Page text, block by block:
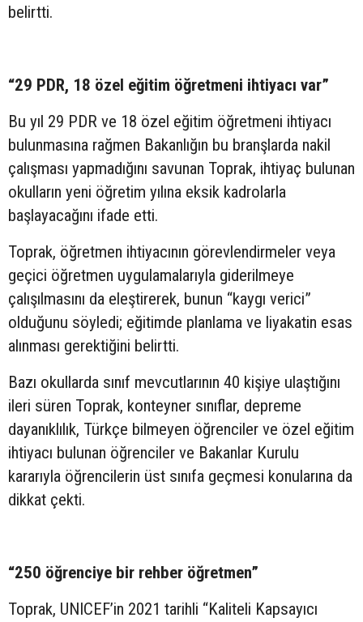
belirtti.
“29 PDR, 18 özel eğitim öğretmeni ihtiyacı var”
Bu yıl 29 PDR ve 18 özel eğitim öğretmeni ihtiyacı
bulunmasına rağmen Bakanlığın bu branşlarda nakil
çalışması yapmadığını savunan Toprak, ihtiyaç bulunan
okulların yeni öğretim yılına eksik kadrolarla
başlayacağını ifade etti.
Toprak, öğretmen ihtiyacının görevlendirmeler veya
geçici öğretmen uygulamalarıyla giderilmeye
çalışılmasını da eleştirerek, bunun “kaygı verici”
olduğunu söyledi; eğitimde planlama ve liyakatin esas
alınması gerektiğini belirtti.
Bazı okullarda sınıf mevcutlarının 40 kişiye ulaştığını
ileri süren Toprak, konteyner sınıflar, depreme
dayanıklılık, Türkçe bilmeyen öğrenciler ve özel eğitim
ihtiyacı bulunan öğrenciler ve Bakanlar Kurulu
kararıyla öğrencilerin üst sınıfa geçmesi konularına da
dikkat çekti.
“250 öğrenciye bir rehber öğretmen”
Toprak, UNICEF’in 2021 tarihli “Kaliteli Kapsayıcı